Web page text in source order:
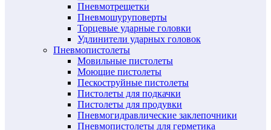
Пневмотрещетки
Пневмошуруповерты
Торцевые ударные головки
Удлинители ударных головок
Пневмопистолеты
Мовильные пистолеты
Моющие пистолеты
Пескоструйные пистолеты
Пистолеты для подкачки
Пистолеты для продувки
Пневмогидравлические заклепочники
Пневмопистолеты для герметика